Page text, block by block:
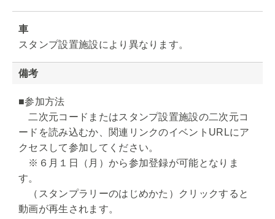
車
スタンプ設置施設により異なります。
備考
■参加方法
二次元コードまたはスタンプ設置施設の二次元コ
ードを読み込むか、関連リンクのイベントURLにア
クセスして参加してください。
※６月１日（月）から参加登録が可能となりま
す。
（スタンプラリーのはじめかた）クリックすると
動画が再生されます。